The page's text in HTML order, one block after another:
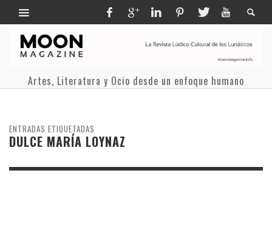
Artes, Literatura y Ocio desde un enfoque humano
ENTRADAS ETIQUETADAS
DULCE MARÍA LOYNAZ